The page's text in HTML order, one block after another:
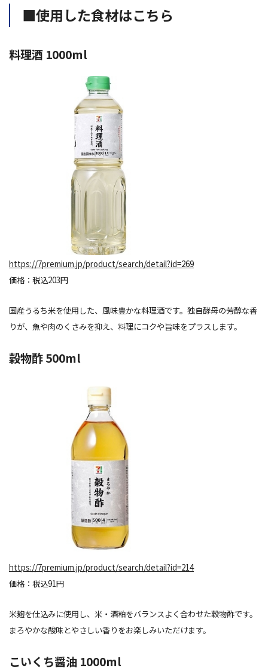
■使用した食材はこちら
料理酒 1000ml
https://7premium.jp/product/search/detail?id=269
価格：税込203円
国産うるち米を使用した、風味豊かな料理酒です。独自酵母の芳醇な香
りが、魚や肉のくさみを抑え、料理にコクや旨味をプラスします。
穀物酢 500ml
https://7premium.jp/product/search/detail?id=214
価格：税込91円
米麹を仕込みに使用し、米・酒粕をバランスよく合わせた穀物酢です。
まろやかな酸味とやさしい香りをお楽しみいただけます。
こいくち醤油 1000ml